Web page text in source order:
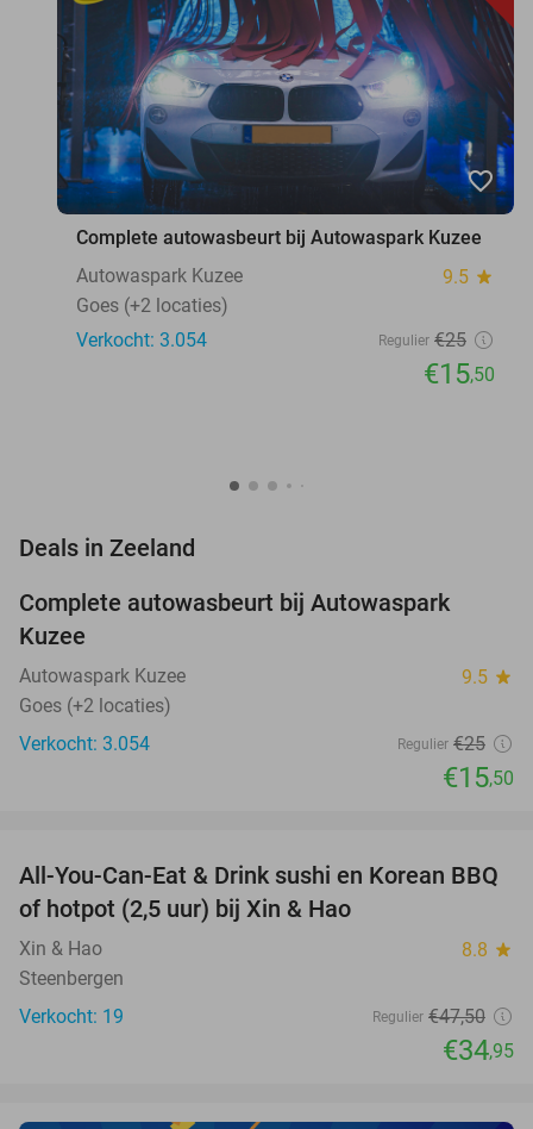
favorite_border
Complete autowasbeurt bij Autowaspark Kuzee
Autowaspark Kuzee
9.5 star
Goes (+2 locaties)
Verkocht: 3.054
Regulier €25
€15,50
Deals in Zeeland
Complete autowasbeurt bij Autowaspark
Kuzee
Autowaspark Kuzee 9.5 star
Goes (+2 locaties)
Verkocht: 3.054
Regulier €25
€15,50
26%
TODAY
All-You-Can-Eat & Drink sushi en Korean BBQ
of hotpot (2,5 uur) bij Xin & Hao
Xin & Hao 8.8 star
Steenbergen
Verkocht: 19
Regulier €47,50
€34,95